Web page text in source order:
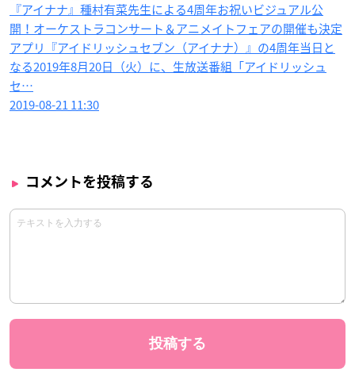
『アイナナ』種村有菜先生による4周年お祝いビジュアル公
開！オーケストラコンサート＆アニメイトフェアの開催も決定
アプリ『アイドリッシュセブン（アイナナ）』の4周年当日と
なる2019年8月20日（火）に、生放送番組「アイドリッシュ
セ…
2019-08-21 11:30
コメントを投稿する